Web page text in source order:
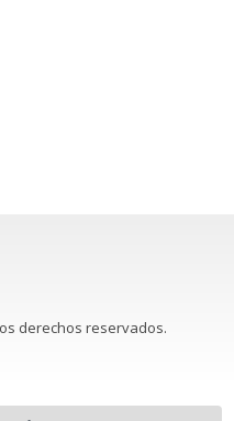
derechos reservados.